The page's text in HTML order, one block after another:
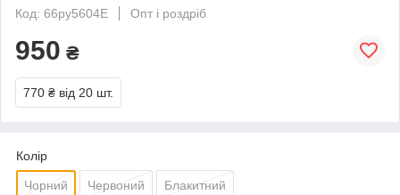
Код: 66py5604Е
Опт і роздріб
950 ₴
770 ₴ від 20 шт.
Колір
Чорний Червоний Блакитний